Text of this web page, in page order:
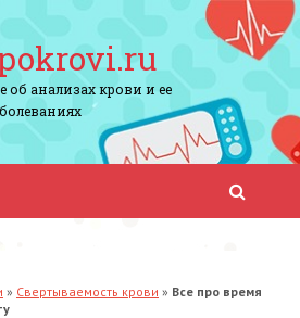
об анализах крови и ее
» Свертываемость крови » Все про время